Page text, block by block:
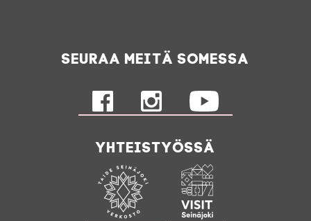
Seuraa meitä somessa
Yhteistyössä